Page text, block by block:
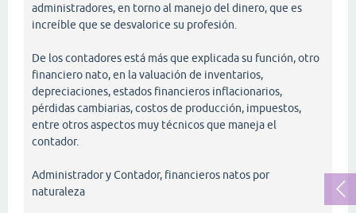
administradores, en torno al manejo del dinero, que es
increíble que se desvalorice su profesión.
De los contadores está más que explicada su función, otro
financiero nato, en la valuación de inventarios,
depreciaciones, estados financieros inflacionarios,
pérdidas cambiarias, costos de producción, impuestos,
entre otros aspectos muy técnicos que maneja el
contador.
Administrador y Contador, financieros natos por
naturaleza